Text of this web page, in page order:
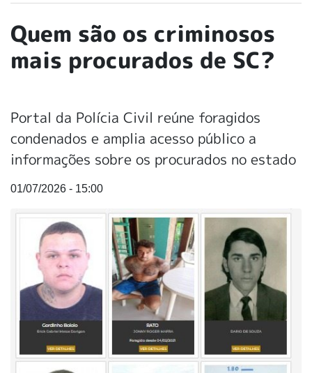
Quem são os criminosos
mais procurados de SC?
Portal da Polícia Civil reúne foragidos
condenados e amplia acesso público a
informações sobre os procurados no estado
01/07/2026 - 15:00